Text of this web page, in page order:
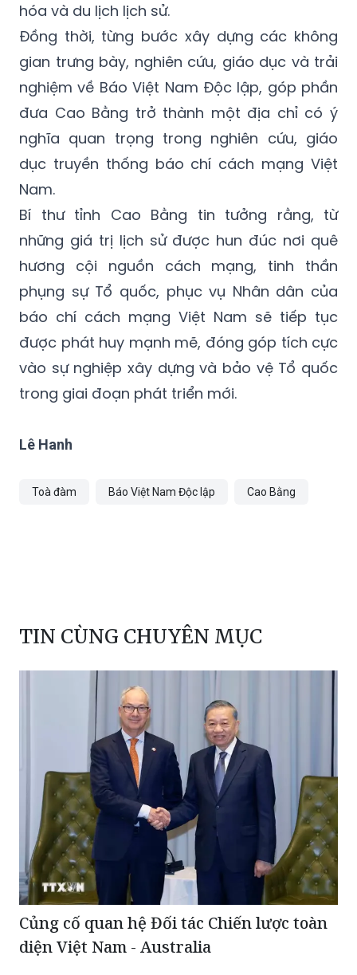
hóa và du lịch lịch sử.
Đồng thời, từng bước xây dựng các không
gian trưng bày, nghiên cứu, giáo dục và trải
nghiệm về Báo Việt Nam Độc lập, góp phần
đưa Cao Bằng trở thành một địa chỉ có ý
nghĩa quan trọng trong nghiên cứu, giáo
dục truyền thống báo chí cách mạng Việt
Nam.
Bí thư tỉnh Cao Bằng tin tưởng rằng, từ
những giá trị lịch sử được hun đúc nơi quê
hương cội nguồn cách mạng, tinh thần
phụng sự Tổ quốc, phục vụ Nhân dân của
báo chí cách mạng Việt Nam sẽ tiếp tục
được phát huy mạnh mẽ, đóng góp tích cực
vào sự nghiệp xây dựng và bảo vệ Tổ quốc
trong giai đoạn phát triển mới.
Lê Hanh
Toà đàm Báo Việt Nam Độc lập Cao Bằng
TIN CÙNG CHUYÊN MỤC
Củng cố quan hệ Đối tác Chiến lược toàn
diện Việt Nam - Australia